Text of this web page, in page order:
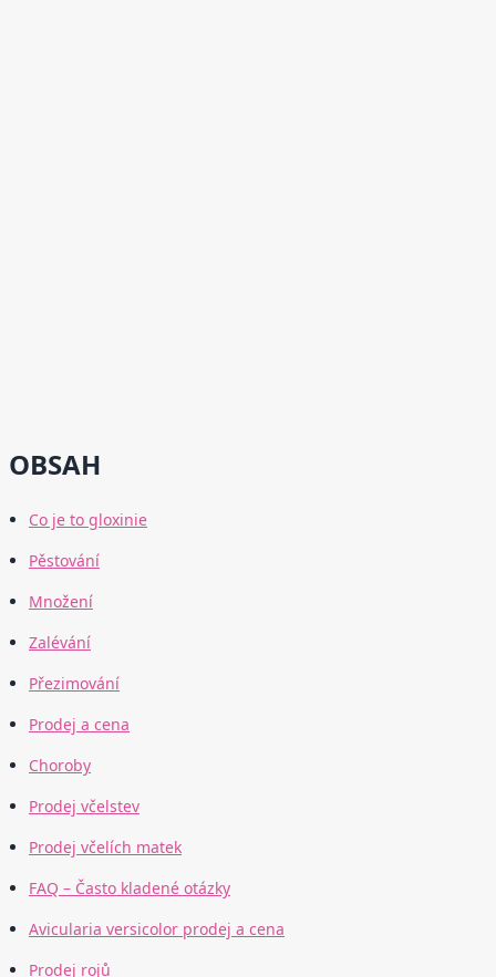
OBSAH
Co je to gloxinie
Pěstování
Množení
Zalévání
Přezimování
Prodej a cena
Choroby
Prodej včelstev
Prodej včelích matek
FAQ – Často kladené otázky
Avicularia versicolor prodej a cena
Prodej rojů